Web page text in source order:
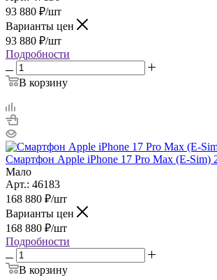
93 880 ₽/шт
Варианты цен
93 880 ₽/шт
Подробности
В корзину
Смартфон Apple iPhone 17 Pro Max (E-Sim)
Мало
Арт.: 46183
168 880 ₽/шт
Варианты цен
168 880 ₽/шт
Подробности
В корзину